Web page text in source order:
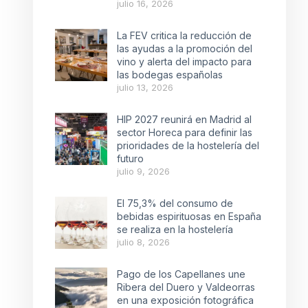
julio 16, 2026
La FEV critica la reducción de
las ayudas a la promoción del
vino y alerta del impacto para
las bodegas españolas
julio 13, 2026
HIP 2027 reunirá en Madrid al
sector Horeca para definir las
prioridades de la hostelería del
futuro
julio 9, 2026
El 75,3% del consumo de
bebidas espirituosas en España
se realiza en la hostelería
julio 8, 2026
Pago de los Capellanes une
Ribera del Duero y Valdeorras
en una exposición fotográfica